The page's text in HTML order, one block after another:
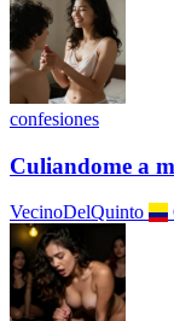
confesiones
Culiandome a
VecinoDelQuinto